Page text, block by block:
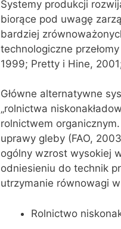
Systemy produkcji
biorące pod uwagę
bardziej
technologiczne
1999; Pretty i Hine,
Główne alternatywne
„rolnictwa
rolnictwem
uprawy gleby (FAO,
ogólny wzrost wysokiej
odniesieniu do technik
utrzymanie równowagi
Rolnictwo